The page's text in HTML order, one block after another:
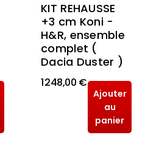
KIT REHAUSSE
+3 cm Koni -
H&R, ensemble
complet (
Dacia Duster )
1 248,00 €
Ajouter
au
panier